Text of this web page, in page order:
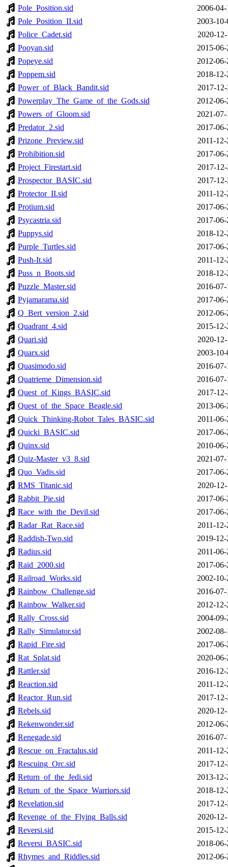
Pole_Position.sid
2006-
Pole_Position_II.sid
2003-
Police_Cadet.sid
2020-
Pooyan.sid
2015-
Popeye.sid
2012-
Poppem.sid
2018-
Power_of_Black_Bandit.sid
2017-
Powerplay_The_Game_of_the_Gods.sid
2012-
Powers_of_Gloom.sid
2021-
Predator_2.sid
2017-
Prizone_Preview.sid
2011-
Prohibition.sid
2017-
Project_Firestart.sid
2017-
Prospector_BASIC.sid
2017-
Protector_II.sid
2011-
Protium.sid
2017-
Psycastria.sid
2017-
Puppys.sid
2018-
Purple_Turtles.sid
2017-
Push-It.sid
2011-
Puss_n_Boots.sid
2018-
Puzzle_Master.sid
2016-
Pyjamarama.sid
2017-
Q_Bert_version_2.sid
2012-
Quadrant_4.sid
2015-
Quari.sid
2020-
Quarx.sid
2003-
Quasimodo.sid
2016-
Quatrieme_Dimension.sid
2016-
Quest_of_Kings_BASIC.sid
2017-
Quest_of_the_Space_Beagle.sid
2013-
Quick_Thinking-Robot_Tales_BASIC.sid
2011-
Quicki_BASIC.sid
2017-
Quinx.sid
2010-
Quiz-Master_v3_8.sid
2021-
Quo_Vadis.sid
2017-
RMS_Titanic.sid
2020-
Rabbit_Pie.sid
2017-
Race_with_the_Devil.sid
2017-
Radar_Rat_Race.sid
2011-
Raddish-Two.sid
2019-
Radius.sid
2011-
Raid_2000.sid
2017-
Railroad_Works.sid
2002-
Rainbow_Challenge.sid
2016-
Rainbow_Walker.sid
2012-
Rally_Cross.sid
2004-
Rally_Simulator.sid
2002-
Rapid_Fire.sid
2017-
Rat_Splat.sid
2020-
Rattler.sid
2016-
Reaction.sid
2011-
Reactor_Run.sid
2017-
Rebels.sid
2020-
Rekenwonder.sid
2012-
Renegade.sid
2016-
Rescue_on_Fractalus.sid
2011-
Rescuing_Orc.sid
2017-
Return_of_the_Jedi.sid
2013-
Return_of_the_Space_Warriors.sid
2018-
Revelation.sid
2017-
Revenge_of_the_Flying_Balls.sid
2020-
Reversi.sid
2015-
Reversi_BASIC.sid
2018-
Rhymes_and_Riddles.sid
2012-